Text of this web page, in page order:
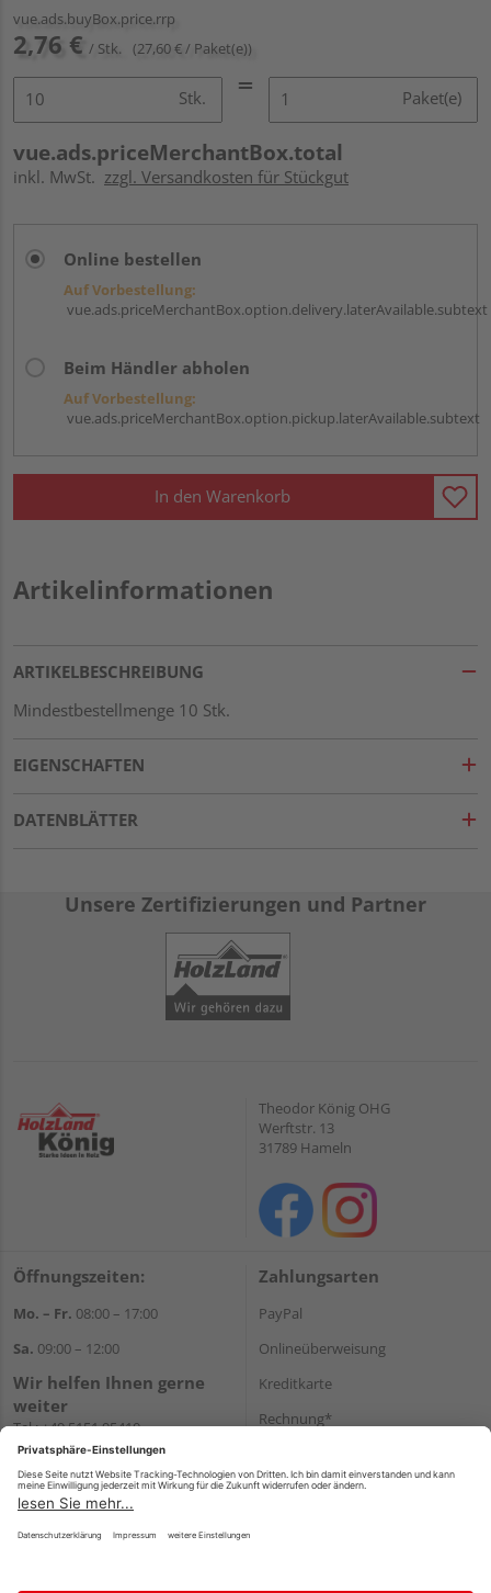
vue.ads.buyBox.price.rrp
2,76 € / Stk. (27,60 € / Paket(e))
Stk. Paket(e)
vue.ads.priceMerchantBox.total
inkl. MwSt. zzgl. Versandkosten für Stückgut
Online bestellen
Auf Vorbestellung:
vue.ads.priceMerchantBox.option.delivery.laterAvailable.subtext
Beim Händler abholen
Auf Vorbestellung:
vue.ads.priceMerchantBox.option.pickup.laterAvailable.subtext
In den Warenkorb
Artikelinformationen
ARTIKELBESCHREIBUNG
Mindestbestellmenge 10 Stk.
EIGENSCHAFTEN
DATENBLÄTTER
Unsere Zertifizierungen und Partner
Theodor König OHG
Werftstr. 13
31789 Hameln
Öffnungszeiten:
Mo. – Fr. 08:00 – 17:00
Sa. 09:00 – 12:00
Wir helfen Ihnen gerne
weiter
Tel.:+49 5151 95410
E-Mail:shop@holzland-koenig.de
Zahlungsarten
PayPal
Onlineüberweisung
Kreditkarte
Rechnung*
Versand
Impressum AGB Widerruf Datenschutz